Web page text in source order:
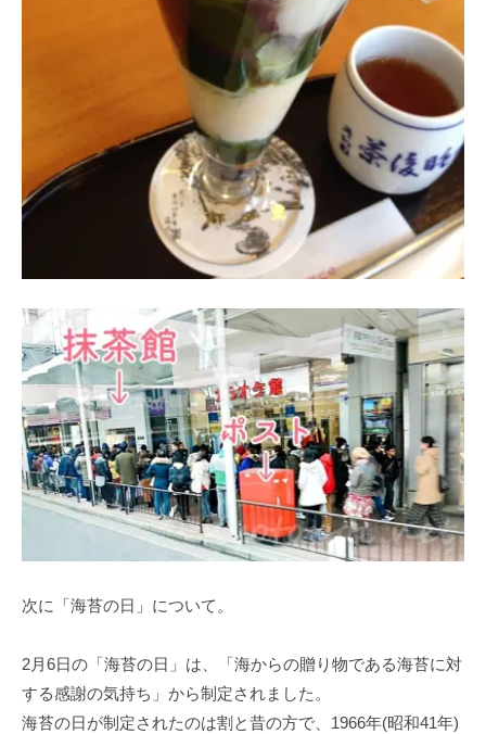
次に「海苔の日」について。
2月6日の「海苔の日」は、「海からの贈り物である海苔に対
する感謝の気持ち」から制定されました。
海苔の日が制定されたのは割と昔の方で、1966年(昭和41年)